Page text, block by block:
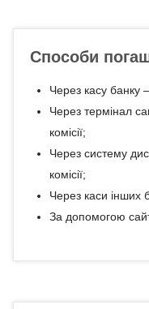
Способи
Через касу банку –
Через термінал
комісії;
Через систему
комісії;
Через каси інших
За допомогою